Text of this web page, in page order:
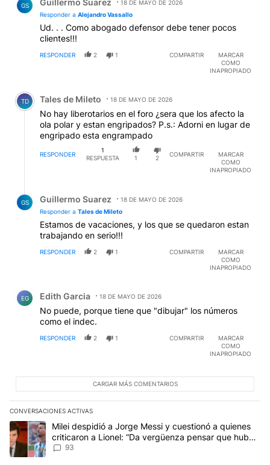
GS Guillermo Suarez
18 DE MAYO DE 2026
Responder a Alejandro Vassallo
Ud. . . Como abogado defensor debe tener pocos
clientes!!!
RESPONDER 2 1 COMPARTIR
MARCAR
COMO
INAPROPIADO
Comentario de Tales de Mileto.
TD Tales de Mileto 18 DE MAYO DE 2026
No hay liberotarios en el foro ¿sera que los afecto la
ola polar y estan engripados? P.s.: Adorni en lugar de
engripado esta engrampado
RESPONDER
1
RESPUESTA
1 2
COMPARTIR
MARCAR
COMO
INAPROPIADO
GS Guillermo Suarez
18 DE MAYO DE 2026
Responder a Tales de Mileto
Estamos de vacaciones, y los que se quedaron estan
trabajando en serio!!!
RESPONDER 2 1 COMPARTIR
MARCAR
COMO
INAPROPIADO
EG Edith Garcia 18 DE MAYO DE 2026
No puede, porque tiene que "dibujar" los números
como el indec.
RESPONDER 2 1 COMPARTIR
MARCAR
COMO
INAPROPIADO
CARGAR MÁS COMENTARIOS
CONVERSACIONES ACTIVAS
Este listado muestra los artículos con más comentarios en los
Un artículo de tendencia con el título "Milei despidió a Jorge
Milei despidió a Jorge Messi y cuestionó a quienes
criticaron a Lionel: “Da vergüenza pensar que hubo
anti-Messi”
93